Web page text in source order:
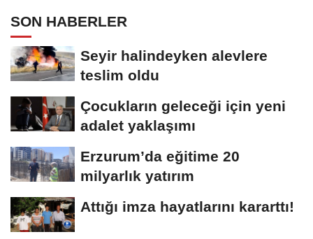
SON HABERLER
Seyir halindeyken alevlere
teslim oldu
Çocukların geleceği için yeni
adalet yaklaşımı
Erzurum’da eğitime 20
milyarlık yatırım
Attığı imza hayatlarını kararttı!